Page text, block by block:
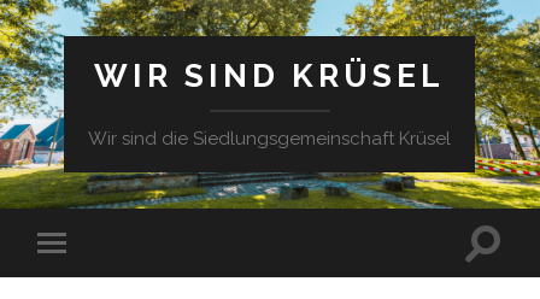
WIR SIND KRÜSEL
Wir sind die Siedlungsgemeinschaft Krüsel